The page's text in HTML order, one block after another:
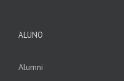
ALUNO
Alumni